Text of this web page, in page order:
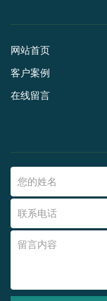
网站首页
客户案例
在线留言